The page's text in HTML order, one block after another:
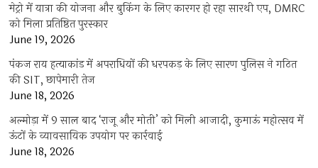
मेट्रो में यात्रा की योजना और बुकिंग के लिए कारगर हो रहा सारथी एप, DMRC
को मिला प्रतिष्ठित पुरस्कार
June 19, 2026
पंकज राय हत्याकांड में अपराधियों की धरपकड़ के लिए सारण पुलिस ने गठित
की SIT, छापेमारी तेज
June 18, 2026
अल्मोड़ा में 9 साल बाद ‘राजू और मोती’ को मिली आजादी, कुमाऊं महोत्सव में
ऊंटों के व्यावसायिक उपयोग पर कार्रवाई
June 18, 2026